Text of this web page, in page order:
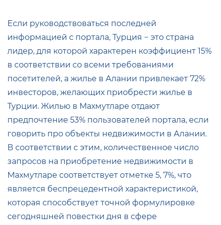
Если руководствоваться последней
информацией с портала, Турция − это страна
лидер, для которой характерен коэффициент 15%
в соответствии со всеми требованиями
посетителей, а жилье в Алании привлекает 72%
инвесторов, желающих приобрести жилье в
Турции. Жилью в Махмутларе отдают
предпочтение 53% пользователей портала, если
говорить про объекты недвижимости в Алании.
В соответствии с этим, количественное число
запросов на приобретение недвижимости в
Махмутларе соответствует отметке 5, 7%, что
является беспрецедентной характеристикой,
которая способствует точной формулировке
сегодняшней повестки дня в сфере